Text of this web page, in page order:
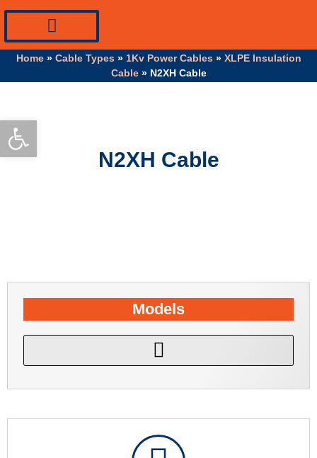
Home» Cable Types» 1Kv Power Cables» XLPE Insulation
Cable» N2XH Cable
N2XH Cable
Models
Open toolbar